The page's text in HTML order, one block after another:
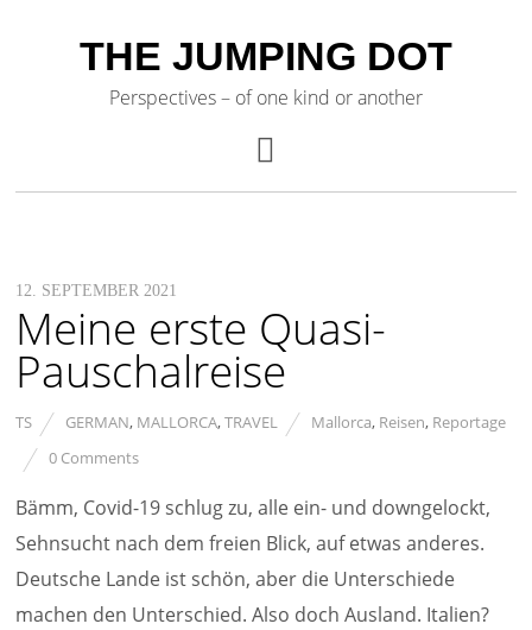
THE JUMPING DOT
Perspectives – of one kind or another
12. SEPTEMBER 2021
Meine erste Quasi-
Pauschalreise
TS GERMAN, MALLORCA,TRAVEL Mallorca, Reisen, Reportage
0 Comments
Bämm, Covid-19 schlug zu, alle ein- und downgelockt,
Sehnsucht nach dem freien Blick, auf etwas anderes.
Deutsche Lande ist schön, aber die Unterschiede
machen den Unterschied. Also doch Ausland. Italien?